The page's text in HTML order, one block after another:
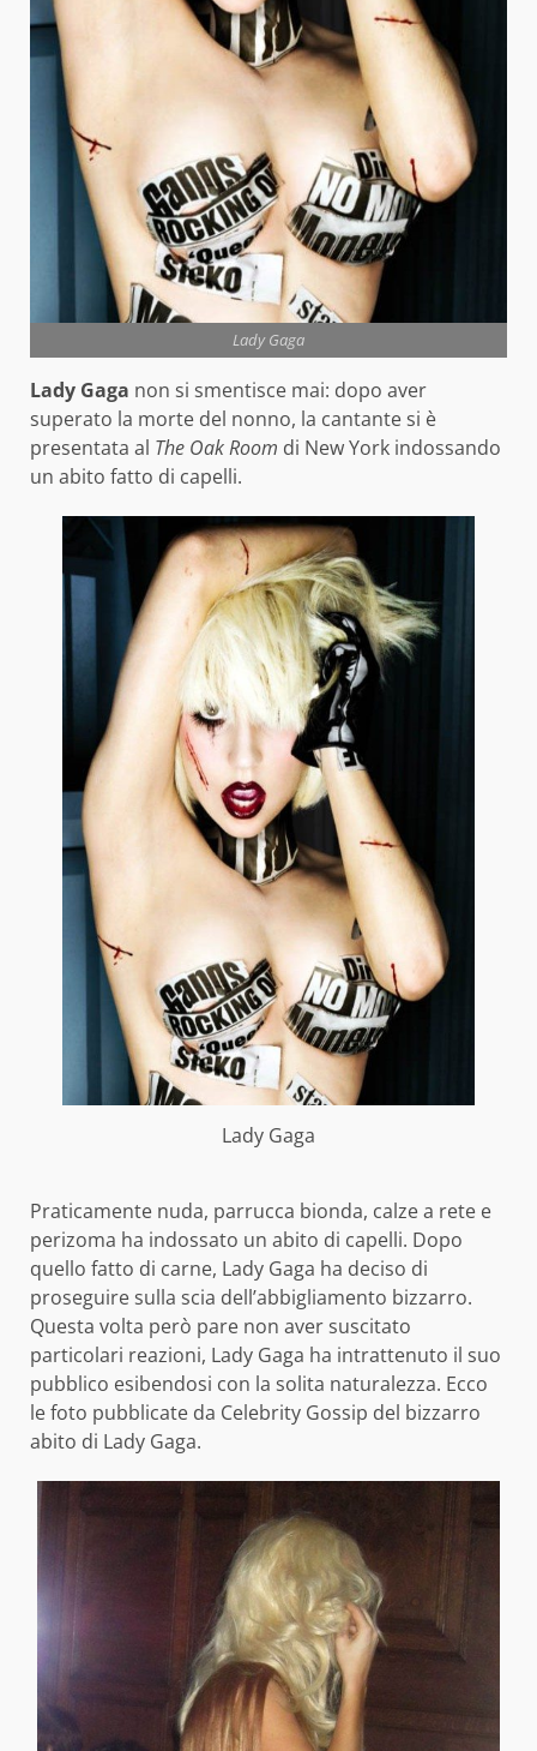
Lady Gaga
Lady Gaga non si smentisce mai: dopo aver
superato la morte del nonno, la cantante si è
presentata al The Oak Room di New York indossando
un abito fatto di capelli.
Lady Gaga
Praticamente nuda, parrucca bionda, calze a rete e
perizoma ha indossato un abito di capelli. Dopo
quello fatto di carne, Lady Gaga ha deciso di
proseguire sulla scia dell’abbigliamento bizzarro.
Questa volta però pare non aver suscitato
particolari reazioni, Lady Gaga ha intrattenuto il suo
pubblico esibendosi con la solita naturalezza. Ecco
le foto pubblicate da Celebrity Gossip del bizzarro
abito di Lady Gaga.